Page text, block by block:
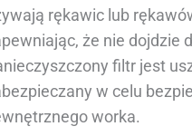
rękawic lub
że nie dojdzie
filtr jest
w celu
worka.